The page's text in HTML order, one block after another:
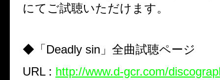
にてご試聴いただけます。
◆「Deadly sin」全曲試聴ページ
URL : http://www.d-gcr.com/